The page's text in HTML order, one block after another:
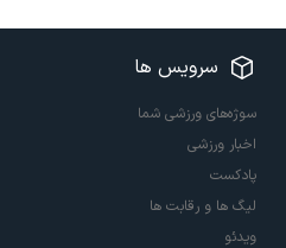
سرویس ها
سوژه‌های ورزشی شما
اخبار ورزشی
پادکست
لیگ ها و رقابت ها
ویدئو